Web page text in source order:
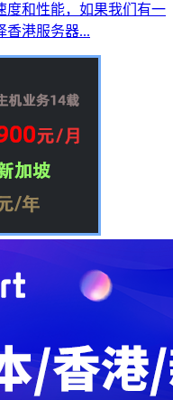
度和性能，如果我们有一
香港服务器...